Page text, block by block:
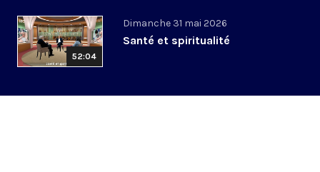
52:04
Dimanche 31 mai 2026
Santé et spiritualité